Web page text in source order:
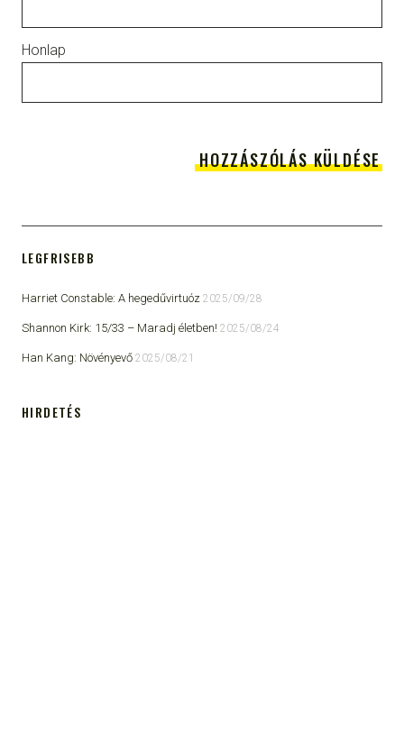
Honlap
LEGFRISEBB
Harriet Constable: A hegedűvirtuóz 2025/09/28
Shannon Kirk: 15/33 ​– Maradj életben! 2025/08/24
Han Kang: Növényevő 2025/08/21
HIRDETÉS